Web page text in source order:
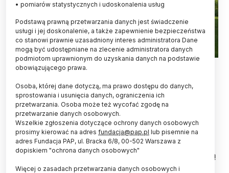
Pasieka na skraju lasu, w zasięgu terytorium niedźwiedzia;
Karpaty. Fot: Carpathian brown bear project
Szkody w ulach, wyrządzane przez niedźwiedzie,
mogą wzrosnąć nawet trzykrotnie w pasiekach
położonych w obszarach dobrych zarówno dla
niedźwiedzi, jak i dla pszczelarstwa. Najwyższy
poziom szkód jest w pobliżu lasów, z dala od
zabudowań. Rolnicy mogą ograniczać szkody,
korzystając z terenów, których drapieżniki unikają
- informują naukowcy z Polski, Hiszpanii i Niemiec.
• pomiarów statystycznych i udoskonalenia usług
Podstawą prawną przetwarzania danych jest świadczenie
usługi i jej doskonalenie, a także zapewnienie bezpieczeństwa
co stanowi prawnie uzasadniony interes administratora Dane
mogą być udostępniane na zlecenie administratora danych
podmiotom uprawnionym do uzyskania danych na podstawie
obowiązującego prawa.
Osoba, której dane dotyczą, ma prawo dostępu do danych,
sprostowania i usunięcia danych, ograniczenia ich
przetwarzania. Osoba może też wycofać zgodę na
przetwarzanie danych osobowych.
Wszelkie zgłoszenia dotyczące ochrony danych osobowych
prosimy kierować na adres fundacja@pap.pl lub pisemnie na
adres Fundacja PAP, ul. Bracka 6/8, 00-502 Warszawa z
dopiskiem "ochrona danych osobowych"
Więcej o zasadach przetwarzania danych osobowych i